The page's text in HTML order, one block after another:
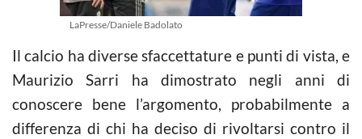
LaPresse/Daniele Badolato
Il calcio ha diverse sfaccettature e punti di vista, e
Maurizio Sarri ha dimostrato negli anni di
conoscere bene l’argomento, probabilmente a
differenza di chi ha deciso di rivoltarsi contro il